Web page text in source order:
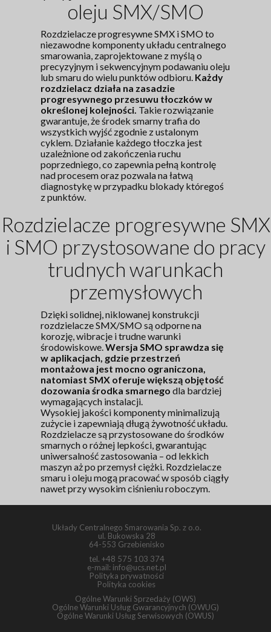
oleju SMX/SMO
Rozdzielacze progresywne SMX i SMO to
niezawodne komponenty układu centralnego
smarowania, zaprojektowane z myślą o
precyzyjnym i sekwencyjnym podawaniu oleju
lub smaru do wielu punktów odbioru. Każdy
rozdzielacz działa na zasadzie
progresywnego przesuwu tłoczków w
określonej kolejności. Takie rozwiązanie
gwarantuje, że środek smarny trafia do
wszystkich wyjść zgodnie z ustalonym
cyklem. Działanie każdego tłoczka jest
uzależnione od zakończenia ruchu
poprzedniego, co zapewnia pełną kontrolę
nad procesem oraz pozwala na łatwą
diagnostykę w przypadku blokady któregoś
z punktów.
Rozdzielacze progresywne SMX
i SMO przystosowane do pracy
trudnych warunkach
przemysłowych
Dzięki solidnej, niklowanej konstrukcji
rozdzielacze SMX/SMO są odporne na
korozję, wibracje i trudne warunki
środowiskowe.Wersja SMO sprawdza się
w aplikacjach, gdzie przestrzeń
montażowa jest mocno ograniczona,
natomiast SMX oferuje większą objętość
dozowania środka smarnego dla bardziej
wymagających instalacji.
Wysokiej jakości komponenty minimalizują
zużycie i zapewniają długą żywotność układu.
Rozdzielacze są przystosowane do środków
smarnych o różnej lepkości, gwarantując
uniwersalność zastosowania – od lekkich
maszyn aż po przemysł ciężki. Rozdzielacze
smaru i oleju mogą pracować w sposób ciągły
nawet przy wysokim ciśnieniu roboczym.
Układy Centralnego Smarowania Sp. z o.o.
ul. Bukowska 28
64-553 Grzebienisko
tel. +48 575 103 374
e-mail: info@ucs.net.pl
Polityka prywatności
Polityka cookies
Ogólne Warunki Sprzedaży (OWS)
Ogólne Warunki Usług Gwarancyjnych (OWUG)
Ogólne Warunki Usług Serwisowych (OWUS)